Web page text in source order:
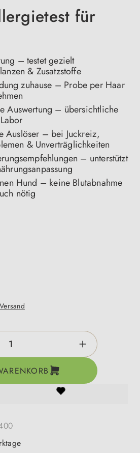
für
– testet gezielt
& Zusatzstoffe
zuhause – Probe per Haar
Auswertung – übersichtliche
Auslöser – bei Juckreiz,
& Unverträglichkeiten
– unterstützt
Hund – keine Blutabnahme
nötig
Gib den gewünschten